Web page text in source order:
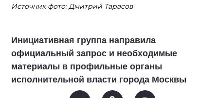
Источник фото: Дмитрий Тарасов
Инициативная группа направила
официальный запрос и необходимые
материалы в профильные органы
исполнительной власти города Москвы